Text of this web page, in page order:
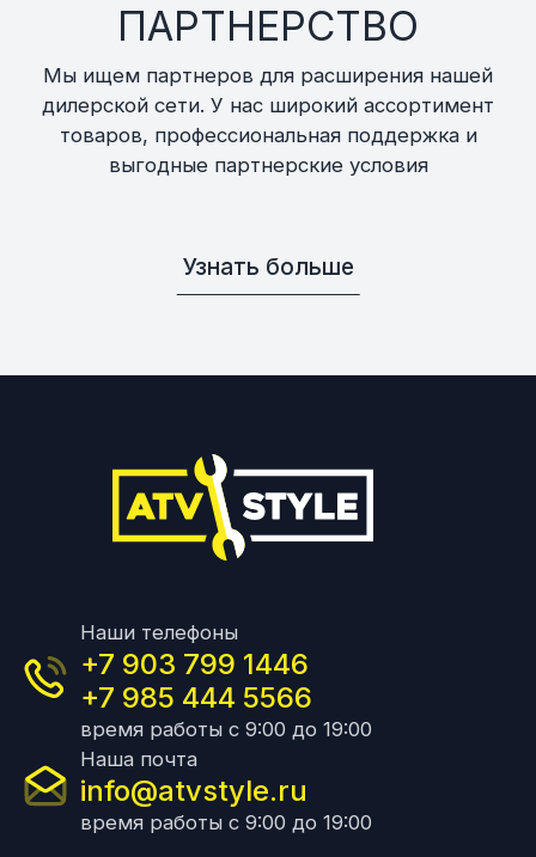
ПАРТНЕРСТВО
Мы ищем партнеров для расширения нашей
дилерской сети. У нас широкий ассортимент
товаров, профессиональная поддержка и
выгодные партнерские условия
Узнать больше
Наши телефоны
+7 903 799 1446
+7 985 444 5566
время работы с 9:00 до 19:00
Наша почта
info@atvstyle.ru
время работы с 9:00 до 19:00